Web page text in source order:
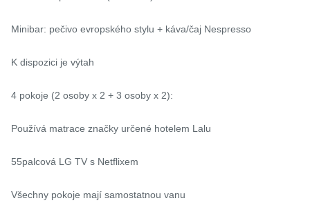
Minibar: pečivo evropského stylu + káva/čaj Nespresso
K dispozici je výtah
4 pokoje (2 osoby x 2 + 3 osoby x 2):
Používá matrace značky určené hotelem Lalu
55palcová LG TV s Netflixem
Všechny pokoje mají samostatnou vanu